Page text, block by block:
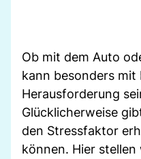
Ob mit dem Auto
kann besonders mit
Herausforderung
Glücklicherweise
den Stressfaktor
können. Hier